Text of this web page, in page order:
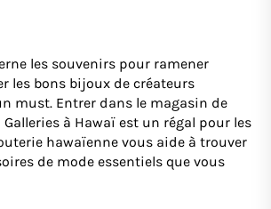
les souvenirs pour ramener
les bons bijoux de créateurs
must. Entrer dans le magasin de
à Hawaï est un régal pour les
hawaïenne vous aide à trouver
de mode essentiels que vous